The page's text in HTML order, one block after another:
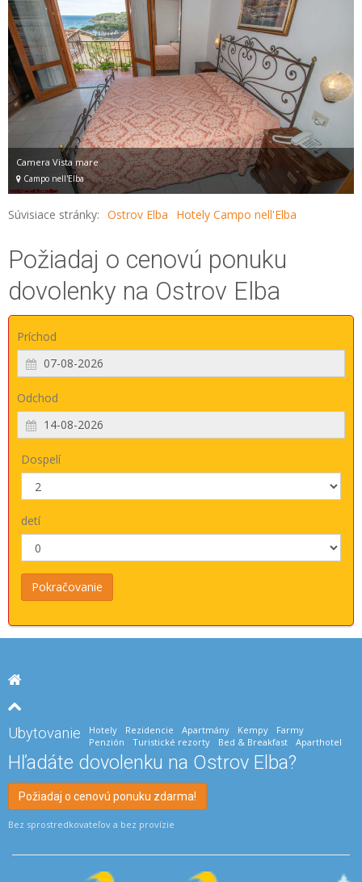
Camera Vista mare
Campo nell'Elba
Súvisiace stránky: Ostrov Elba Hotely Campo nell'Elba
Požiadaj o cenovú ponuku
dovolenky na Ostrov Elba
Príchod
Odchod
Dospelí
detí
Ubytovanie Hotely Rezidencie Apartmány Kempy
Farmy
Penzión
Turistické rezorty Bed & Breakfast Aparthotel
Hľadáte dovolenku na Ostrov Elba?
Požiadaj o cenovú ponuku zdarma!
Bez sprostredkovateľov a bez provízie